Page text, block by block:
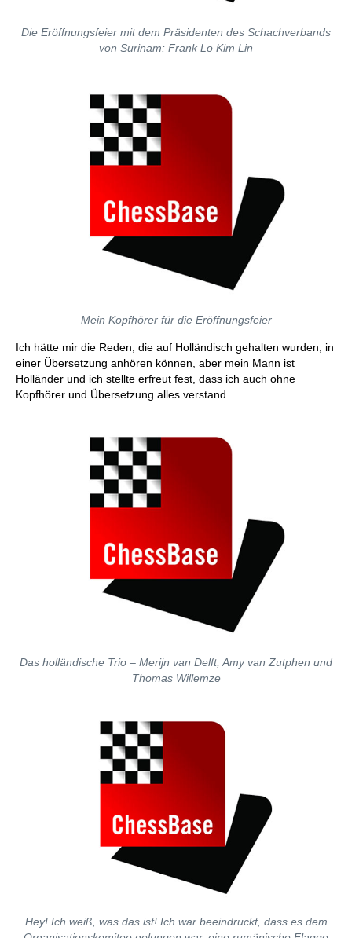
Die Eröffnungsfeier mit dem Präsidenten des Schachverbands
von Surinam: Frank Lo Kim Lin
Mein Kopfhörer für die Eröffnungsfeier
Ich hätte mir die Reden, die auf Holländisch gehalten wurden, in
einer Übersetzung anhören können, aber mein Mann ist
Holländer und ich stellte erfreut fest, dass ich auch ohne
Kopfhörer und Übersetzung alles verstand.
Das holländische Trio – Merijn van Delft, Amy van Zutphen und
Thomas Willemze
Hey! Ich weiß, was das ist! Ich war beeindruckt, dass es dem